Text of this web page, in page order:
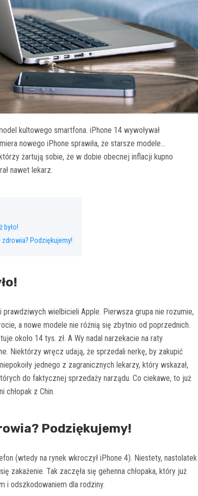
kultowego smartfona. iPhone 14 wywoływał
nowego iPhone sprawiła, że starsze modele…
żartują sobie, że w dobie obecnej inflacji kupno
nawet lekarz.
było!
Podziękujemy!
wielbicieli Apple. Pierwsza grupa nie rozumie,
a nowe modele nie różnią się zbytnio od poprzednich.
około 14 tys. zł. A Wy nadal narzekacie na raty
Niektórzy wręcz udają, że sprzedali nerkę, by zakupić
jednego z zagranicznych lekarzy, który wskazał,
do faktycznej sprzedaży narządu. Co ciekawe, to już
chłopak z Chin.
Podziękujemy!
(wtedy na rynek wkroczył iPhone 4). Niestety, nastolatek
zakażenie. Tak zaczęła się gehenna chłopaka, który już
i odszkodowaniem dla rodziny.